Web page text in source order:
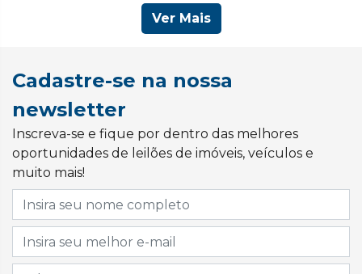
Ver Mais
Cadastre-se na nossa
newsletter
Inscreva-se e fique por dentro das melhores
oportunidades de leilões de imóveis, veículos e
muito mais!